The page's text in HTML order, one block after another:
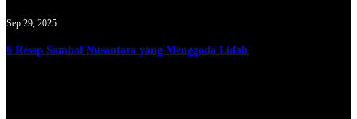
Sep 29, 2025
6 Resep Sambal Nusantara yang Menggoda Lidah